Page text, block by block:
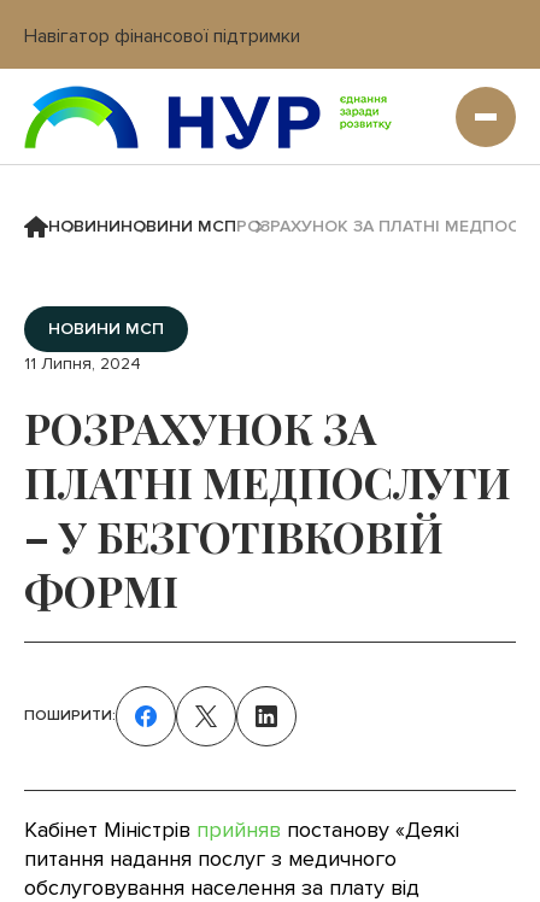
Навігатор фінансової підтримки
Вхід в кабінет IT платформи
НОВИНИНОВИНИ МСПРОЗРАХУНОК ЗА ПЛАТНІ
НОВИНИ МСП
11 Липня, 2024
РОЗРАХУНОК ЗА
ПЛАТНІ МЕДПОСЛУГИ
– У БЕЗГОТІВКОВІЙ
ФОРМІ
Кабінет Міністрів прийняв постанову «Деякі
питання надання послуг з медичного
обслуговування населення за плату від
ПОШИРИТИ: